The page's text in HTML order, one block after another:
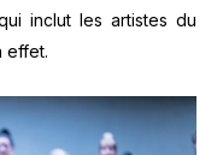
qui inclut les artistes du
effet.